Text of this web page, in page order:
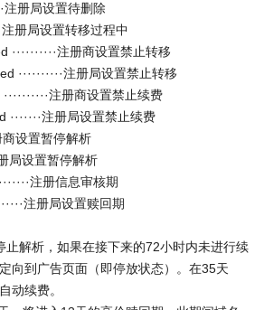
注册局设置待删除
注册局设置转移过程中
注册商设置禁止转移
注册局设置禁止转移
注册商设置禁止续费
注册局设置禁止续费
商设置暂停解析
册局设置暂停解析
注册信息审核期
注册局设置赎回期
止解析，如果在接下来的72小时内未进行续
向到广告页面（即停放状态）。在35天
动续费。